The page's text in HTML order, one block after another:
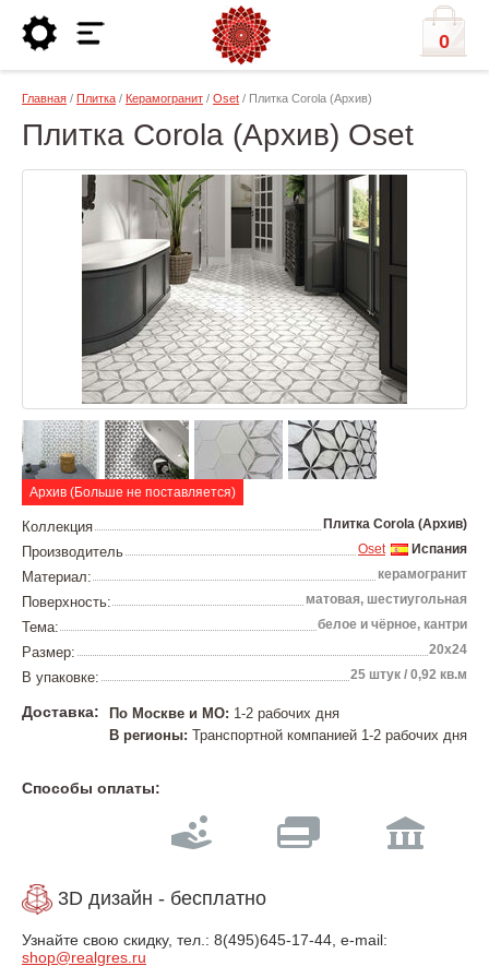
0
Главная / Плитка / Керамогранит / Oset / Плитка Corola (Архив)
Плитка Corola (Архив) Oset
Архив (Больше не поставляется)
Коллекция Плитка Corola (Архив)
Производитель Испания
Oset
Материал: керамогранит
Поверхность: матовая, шестиугольная
Тема: белое и чёрное, кантри
Размер: 20х24
В упаковке: 25 штук / 0,92 кв.м
Доставка: По Москве и МО: 1-2 рабочих дня
В регионы: Транспортной компанией 1-2 рабочих дня
Способы оплаты:
3D дизайн - бесплатно
Узнайте свою скидку, тел.: 8(495)645-17-44 , e-mail:
shop@realgres.ru